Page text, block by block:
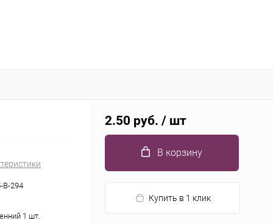
В-294
1 шт.
2.50 руб. / шт
В корзину
Купить в 1 клик